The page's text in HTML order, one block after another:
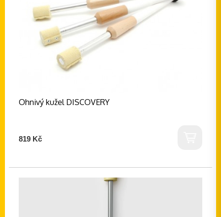
Ohnivý kužel DISCOVERY
819 Kč